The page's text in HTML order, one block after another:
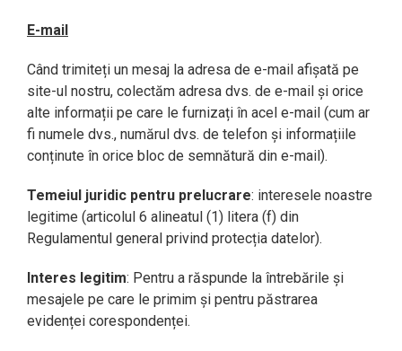
E-mail
Când trimiteți un mesaj la adresa de e-mail afișată pe
site-ul nostru, colectăm adresa dvs. de e-mail și orice
alte informații pe care le furnizați în acel e-mail (cum ar
fi numele dvs., numărul dvs. de telefon și informațiile
conținute în orice bloc de semnătură din e-mail).
Temeiul juridic pentru prelucrare: interesele noastre
legitime (articolul 6 alineatul (1) litera (f) din
Regulamentul general privind protecția datelor).
Interes legitim: Pentru a răspunde la întrebările și
mesajele pe care le primim și pentru păstrarea
evidenței corespondenței.